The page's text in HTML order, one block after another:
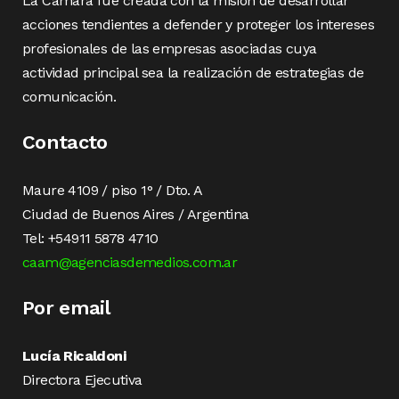
acciones tendientes a defender y proteger los intereses
profesionales de las empresas asociadas cuya
actividad principal sea la realización de estrategias de
comunicación.
Contacto
Maure 4109 / piso 1° / Dto. A
Ciudad de Buenos Aires / Argentina
Tel: +54911 5878 4710
caam@agenciasdemedios.com.ar
Por email
Lucía Ricaldoni
Directora Ejecutiva